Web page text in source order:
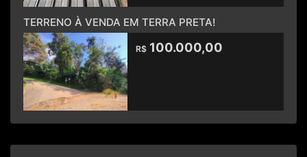
TERRENO À VENDA EM TERRA PRETA!
R$ 100.000,00